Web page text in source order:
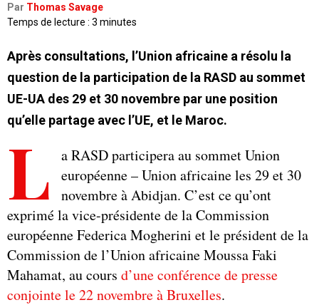
Par Thomas Savage
Temps de lecture : 3 minutes
Après consultations, l’Union africaine a résolu la
question de la participation de la RASD au sommet
UE-UA des 29 et 30 novembre par une position
qu’elle partage avec l’UE, et le Maroc.
L
a RASD participera au sommet Union
européenne – Union africaine les 29 et 30
novembre à Abidjan. C’est ce qu’ont
exprimé la vice-présidente de la Commission
européenne Federica Mogherini et le président de la
Commission de l’Union africaine Moussa Faki
Mahamat, au cours d’une conférence de presse
conjointe le 22 novembre à Bruxelles.